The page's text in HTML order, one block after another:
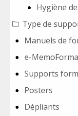
Hygiène
Type de
Manuels de
e-
Supports
Posters
Dépliants